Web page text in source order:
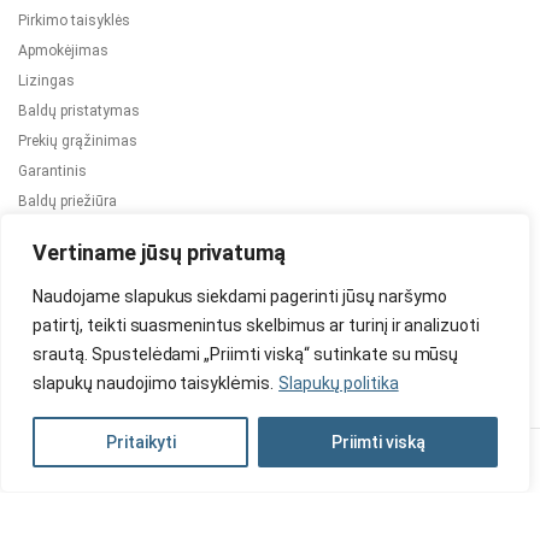
Vertiname jūsų privatumą
Naudojame slapukus siekdami pagerinti jūsų naršymo
patirtį, teikti suasmenintus skelbimus ar turinį ir analizuoti
srautą. Spustelėdami „Priimti viską“ sutinkate su mūsų
slapukų naudojimo taisyklėmis. Slapukų politika
Pritaikyti Priimti viską
Pirkimo taisyklės
Apmokėjimas
Lizingas
Baldų pristatymas
Prekių grąžinimas
Garantinis
Baldų priežiūra
2024 © Visos teisės saugomos. Be TauBaldai.lt sutikimo draudžiama
Asmens duomenų tvarkymas Privatumo politika